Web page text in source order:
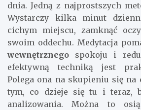
dnia. Jedną z najprostszych
Wystarczy kilka minut
cichym miejscu, zamknąć
swoim oddechu. Medytacja
wewnętrznego spokoju i
efektywną techniką jest
Polega ona na skupieniu się na
tym, co dzieje się tu i teraz,
analizowania. Można to